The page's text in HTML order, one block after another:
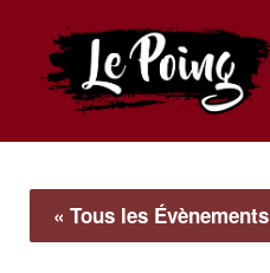
« Tous les Évènements